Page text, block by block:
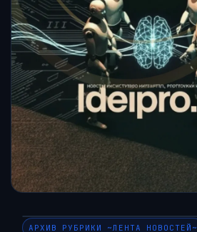
АРХИВ РУБРИКИ ~ЛЕНТА НОВОСТЕЙ~